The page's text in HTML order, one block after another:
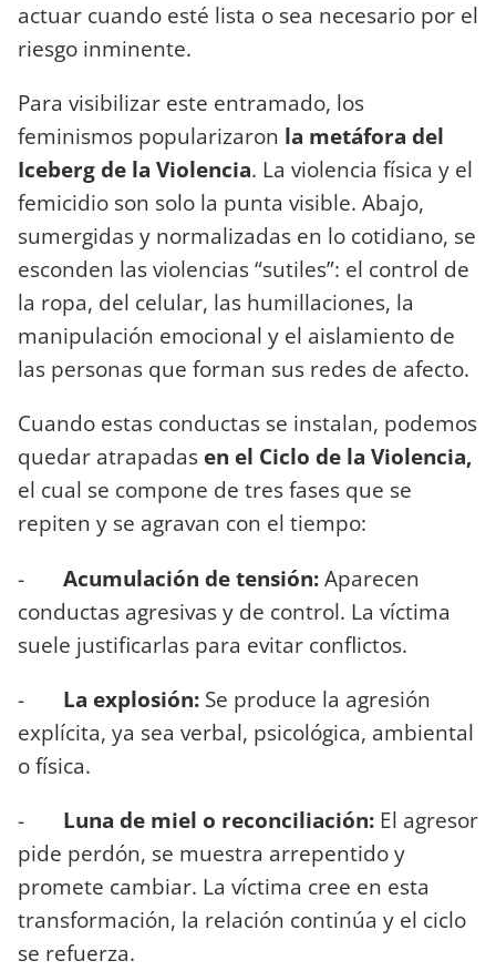
actuar cuando esté lista o sea necesario por el
riesgo inminente.
Para visibilizar este entramado, los
feminismos popularizaron la metáfora del
Iceberg de la Violencia. La violencia física y el
femicidio son solo la punta visible. Abajo,
sumergidas y normalizadas en lo cotidiano, se
esconden las violencias “sutiles”: el control de
la ropa, del celular, las humillaciones, la
manipulación emocional y el aislamiento de
las personas que forman sus redes de afecto.
Cuando estas conductas se instalan, podemos
quedar atrapadas en el Ciclo de la Violencia,
el cual se compone de tres fases que se
repiten y se agravan con el tiempo:
- Acumulación de tensión:Aparecen
conductas agresivas y de control. La víctima
suele justificarlas para evitar conflictos.
- La explosión: Se produce la agresión
explícita, ya sea verbal, psicológica, ambiental
o física.
- Luna de miel o reconciliación: El agresor
pide perdón, se muestra arrepentido y
promete cambiar. La víctima cree en esta
transformación, la relación continúa y el ciclo
se refuerza.